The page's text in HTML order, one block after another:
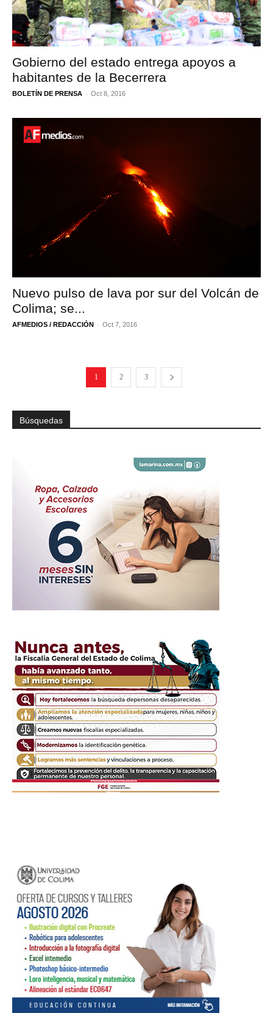
Gobierno del estado entrega apoyos a
habitantes de la Becerrera
BOLETÍN DE PRENSA - Oct 8, 2016
Nuevo pulso de lava por sur del Volcán de
Colima; se...
AFMEDIOS / REDACCIÓN - Oct 7, 2016
1 2 3
Búsquedas